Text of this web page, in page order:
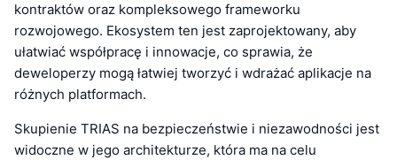
kontraktów oraz kompleksowego frameworku
rozwojowego. Ekosystem ten jest zaprojektowany, aby
ułatwiać współpracę i innowacje, co sprawia, że
deweloperzy mogą łatwiej tworzyć i wdrażać aplikacje na
różnych platformach.
Skupienie TRIAS na bezpieczeństwie i niezawodności jest
widoczne w jego architekturze, która ma na celu